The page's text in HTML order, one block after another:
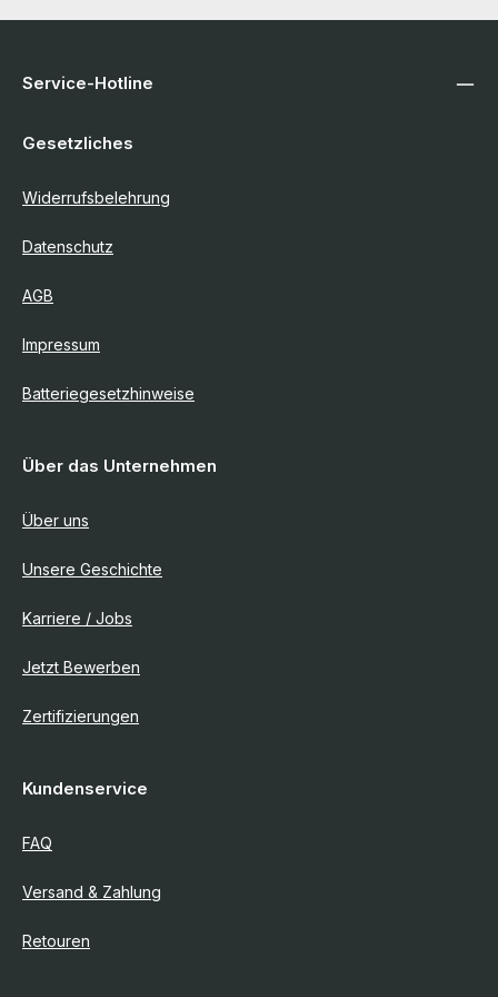
Service-Hotline
Gesetzliches
Widerrufsbelehrung
Datenschutz
AGB
Impressum
Batteriegesetzhinweise
Über das Unternehmen
Über uns
Unsere Geschichte
Karriere / Jobs
Jetzt Bewerben
Zertifizierungen
Kundenservice
FAQ
Versand & Zahlung
Retouren